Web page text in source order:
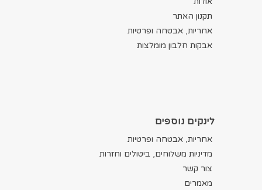
תקנון האתר
אחריות, אבטחה ופרטיות
אבקות חלבון מומלצות
לינקים נוספים
אחריות, אבטחה ופרטיות
מדיניות משלוחים, ביטולים וחזרות
צור קשר
מאמרים